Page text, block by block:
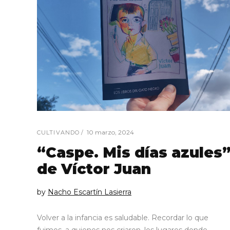
CULTIVANDO 10 marzo, 2024
“Caspe. Mis días
de Víctor Juan
by Nacho Escartín Lasierra
Volver a la infancia es saludable. Recordar lo que